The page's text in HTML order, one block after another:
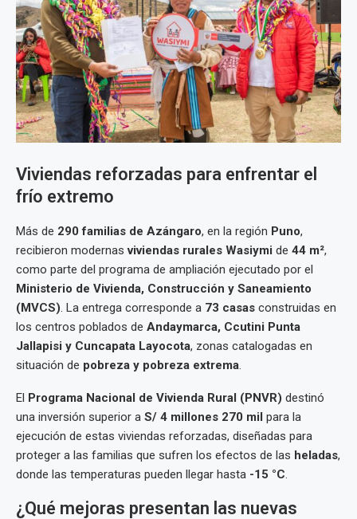
Viviendas reforzadas para enfrentar el
frío extremo
Más de 290 familias de Azángaro, en la región Puno,
recibieron modernasviviendas rurales Wasiymi de 44 m²,
como parte del programa de ampliación ejecutado por el
Ministerio de Vivienda, Construcción y Saneamiento
(MVCS). La entrega corresponde a 73 casas construidas en
los centros poblados de Andaymarca, Ccutini Punta
Jallapisi y Cuncapata Layocota, zonas catalogadas en
situación de pobreza y pobreza extrema.
El Programa Nacional de Vivienda Rural (PNVR) destinó
una inversión superior a S/ 4 millones 270 mil para la
ejecución de estas viviendas reforzadas, diseñadas para
proteger a las familias que sufren los efectos de las heladas,
donde las temperaturas pueden llegar hasta -15 °C.
¿Qué mejoras presentan las nuevas